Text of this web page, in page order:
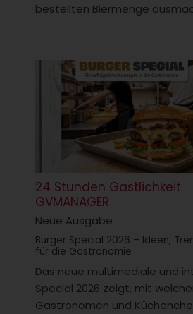
bestellten Biermenge
24 Stunden Gastlichkeit
GVMANAGER
Neue Ausgabe
Burger Special 2026 – Ideen,
für die Gastronomie
Das neue multimediale und
Special 2026 zeigt, mit
Gastronomen und